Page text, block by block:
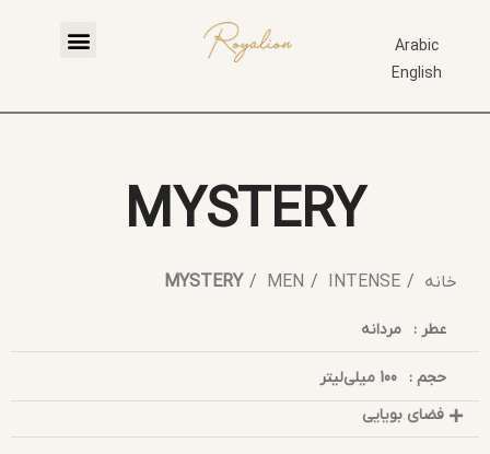
Arabic
English
MYSTERY
خانه INTENSE
MEN
MYSTERY
عطر : مردانه
حجم :
فضای بویایی